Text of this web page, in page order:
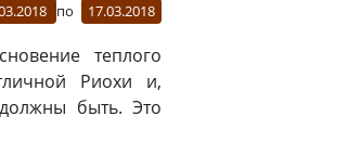
по 17.03.2018
теплого
Риохи и,
быть. Это